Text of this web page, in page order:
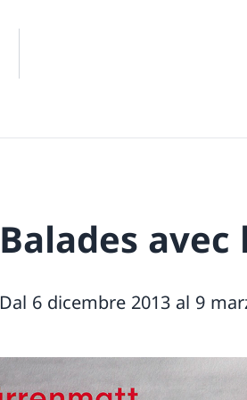
Balades
Dal 6 dicembre 2013 al 9